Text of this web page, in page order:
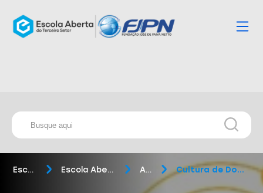
Escola Aberta Escola Aberta do Terceiro Setor Artigos Cultura de Doação e Políticas Públicas n...